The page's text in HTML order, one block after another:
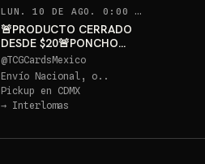
LUN. 10 DE AGO. 0:00 AM
🚨PRODUCTO CERRADO
DESDE $20🚨PONCHO
PIKACHU PSA 10 GRATIS
@TCGCardsMexico
Envío Nacional, o..
Pickup en CDMX
→ Interlomas